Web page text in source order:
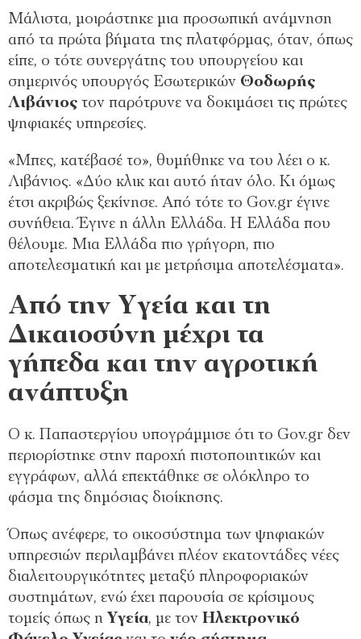
Μάλιστα, μοιράστηκε μια προσωπική ανάμνηση
από τα πρώτα βήματα της πλατφόρμας, όταν, όπως
είπε, ο τότε συνεργάτης του υπουργείου και
σημερινός υπουργός Εσωτερικών Θοδωρής
Λιβάνιος τον παρότρυνε να δοκιμάσει τις πρώτες
ψηφιακές υπηρεσίες.
«Μπες, κατέβασέ το», θυμήθηκε να του λέει ο κ.
Λιβάνιος. «Δύο κλικ και αυτό ήταν όλο. Κι όμως
έτσι ακριβώς ξεκίνησε. Από τότε το Gov.gr έγινε
συνήθεια. Έγινε η άλλη Ελλάδα. Η Ελλάδα που
θέλουμε. Μια Ελλάδα πιο γρήγορη, πιο
αποτελεσματική και με μετρήσιμα αποτελέσματα».
Από την Υγεία και τη
Δικαιοσύνη μέχρι τα
γήπεδα και την αγροτική
ανάπτυξη
Ο κ. Παπαστεργίου υπογράμμισε ότι το Gov.gr δεν
περιορίστηκε στην παροχή πιστοποιητικών και
εγγράφων, αλλά επεκτάθηκε σε ολόκληρο το
φάσμα της δημόσιας διοίκησης.
Όπως ανέφερε, το οικοσύστημα των ψηφιακών
υπηρεσιών περιλαμβάνει πλέον εκατοντάδες νέες
διαλειτουργικότητες μεταξύ πληροφοριακών
συστημάτων, ενώ έχει παρουσία σε κρίσιμους
τομείς όπως η Υγεία, με τον Ηλεκτρονικό